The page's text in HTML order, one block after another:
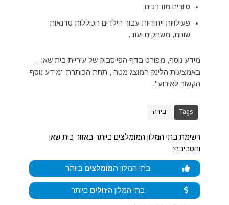
סיורים מודרכים
פעילויות ייחודיות עבור הילדים הכוללות סדנאות
שונות, משחקים ועוד.
מידע נוסף, מפורט בדף הפייסבוק של עיריית בית שאן –
באמצעות הלינק המוצג מטה , תחת הכותרת "מידע נוסף
הקשור לאירוע".
Tags בירה
רשימת בתי המלון המומלצים ביותר באזור בית שאן
והסביבה:
בתי המלון המומלצים ביותר
בתי המלון הזולים ביותר